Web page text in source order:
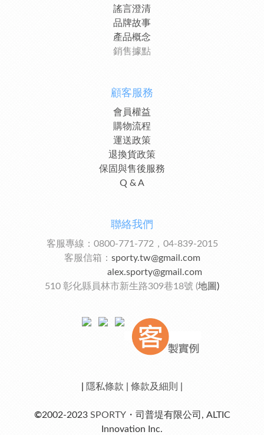
謠言澄清
品牌故事
產品概念
銷售據點
顧客服務
會員權益
購物流程
運送政策
退換貨政策
保固與售後服務
Q & A
聯絡我們
客服專線：0800-771-772，04-839-2015
客服信箱： sporty.tw@gmail.com
alex.sporty@gmail.com
510 彰化縣員林市新生路309巷18號 (地圖 )
隱私條款 條款及細則
©2002-2023 SPORTY・司普堤有限公司, ALTIC
Innovation Inc.